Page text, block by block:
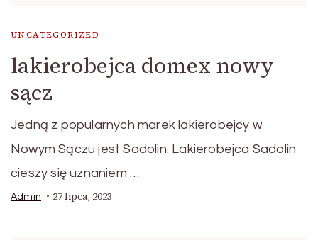
UNCATEGORIZED
lakierobejca domex nowy
sącz
Jedną z popularnych marek lakierobejcy w
Nowym Sączu jest Sadolin. Lakierobejca Sadolin
cieszy się uznaniem …
Admin 27 lipca, 2023